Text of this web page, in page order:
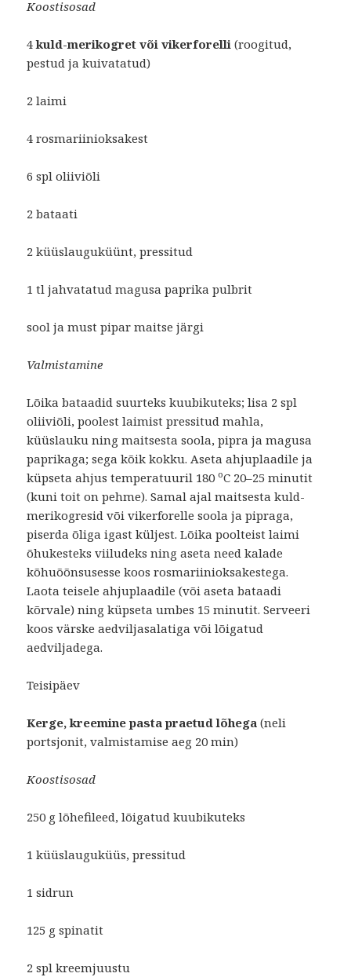
Koostisosad
4kuld-merikogret või vikerforelli(roogitud,
pestud ja kuivatatud)
2 laimi
4 rosmariinioksakest
6 spl oliiviõli
2 bataati
2 küüslauguküünt, pressitud
1 tl jahvatatud magusa paprika pulbrit
sool ja must pipar maitse järgi
Valmistamine
Lõika bataadid suurteks kuubikuteks; lisa 2 spl
oliiviõli, poolest laimist pressitud mahla,
küüslauku ning maitsesta soola, pipra ja magusa
paprikaga; sega kõik kokku. Aseta ahjuplaadile ja
küpseta ahjus temperatuuril 180 oC 20–25 minutit
(kuni toit on pehme). Samal ajal maitsesta kuld-
merikogresid või vikerforelle soola ja pipraga,
piserda õliga igast küljest. Lõika poolteist laimi
õhukesteks viiludeks ning aseta need kalade
kõhuõõnsusesse koos rosmariinioksakestega.
Laota teisele ahjuplaadile (või aseta bataadi
kõrvale) ning küpseta umbes 15 minutit. Serveeri
koos värske aedviljasalatiga või lõigatud
aedviljadega.
Teisipäev
Kerge, kreemine pasta praetud lõhega(neli
portsjonit, valmistamise aeg 20 min)
Koostisosad
250 g lõhefileed, lõigatud kuubikuteks
1 küüslauguküüs, pressitud
1 sidrun
125 g spinatit
2 spl kreemjuustu